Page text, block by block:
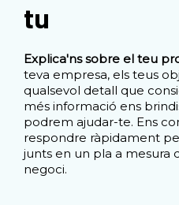
tu
Explica'ns sobre el teu
teva empresa, els teus
qualsevol detall que
més informació ens
podrem ajudar-te. Ens
respondre ràpidament
junts en un pla a mesura
negoci.